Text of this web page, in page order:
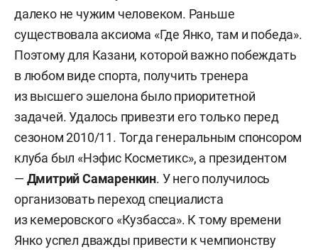
далеко не чужим человеком. Раньше
существовала аксиома «Где Янко, там и победа».
Поэтому для Казани, которой важно побеждать
в любом виде спорта, получить тренера
из высшего эшелона было приоритетной
задачей. Удалось привезти его только перед
сезоном 2010/11. Тогда генеральным спонсором
клуба был «Нэфис Косметикс», а президентом
— Дмитрий Самаренкин. У него получилось
организовать переход специалиста
из кемеровского «Кузбасса». К тому времени
Янко успел дважды привести к чемпионству